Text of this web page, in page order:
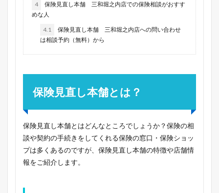
4
保険見直し本舗 三和堀之内店での保険相談がおすす
めな人
4.1
保険見直し本舗 三和堀之内店への問い合わせ
は相談予約（無料）から
保険見直し本舗とは？
保険見直し本舗とはどんなところでしょうか？保険の相
談や契約の手続きをしてくれる保険の窓口・保険ショッ
プは多くあるのですが、保険見直し本舗の特徴や店舗情
報をご紹介します。